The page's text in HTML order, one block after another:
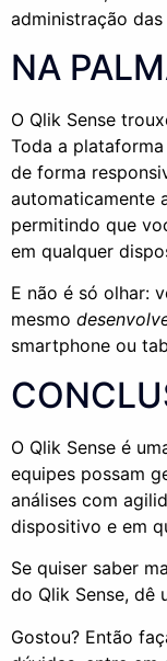
administração
NA
O Qlik Sense
Toda a
de forma
automaticamente
permitindo que
em qualquer
E não é só olhar:
mesmo
smartphone ou
O Qlik Sense é
equipes possam
análises com
dispositivo e em
Se quiser saber
do Qlik Sense, dê
Gostou? Então